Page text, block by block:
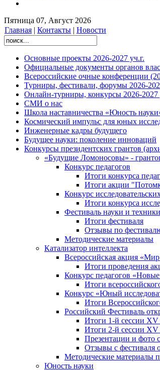
Пятница 07, Август 2026
Главная | Контакты | Новости
Основные проекты 2026-2027 уч.г.
Официальные документы органов
Всероссийские очные конференции
Турниры, фестивали, форумы 2026-
Онлайн-турниры, конкурсы 2026-2027
СМИ о нас
Школа наставничества «Юность
Космический импульс для юных
Инженерные кадры будущего
Будущее науки: поколение инноваций
Конкурсы президентских грантов
«Будущие Ломоносовы» -
Конкурс педагогов
Итоги конкурса
Итоги акции
Конкурс
Итоги конкурса
Фестиваль науки и
Итоги фестиваля
Отзывы по
Методические материалы
Катализатор интеллекта
Всероссийская акция
Итоги проведения
Конкурс педагогов
Итоги
Конкурс «Юный
Итоги
Российский Фестиваль
Итоги 1-й сессии XV
Итоги 2-й сессии XV
Презентации и фото
Отзывы с фестиваля
Методические
Юность науки